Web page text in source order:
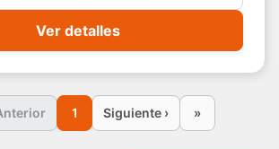
Ver detalles
1 Siguiente › »